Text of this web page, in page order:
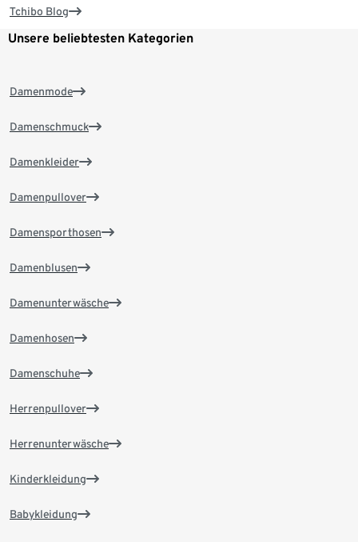
Tchibo Blog
Unsere beliebtesten Kategorien
Damenmode
Damenschmuck
Damenkleider
Damenpullover
Damensporthosen
Damenblusen
Damenunterwäsche
Damenhosen
Damenschuhe
Herrenpullover
Herrenunterwäsche
Kinderkleidung
Babykleidung